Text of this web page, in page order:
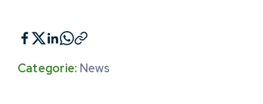
Categorie: News